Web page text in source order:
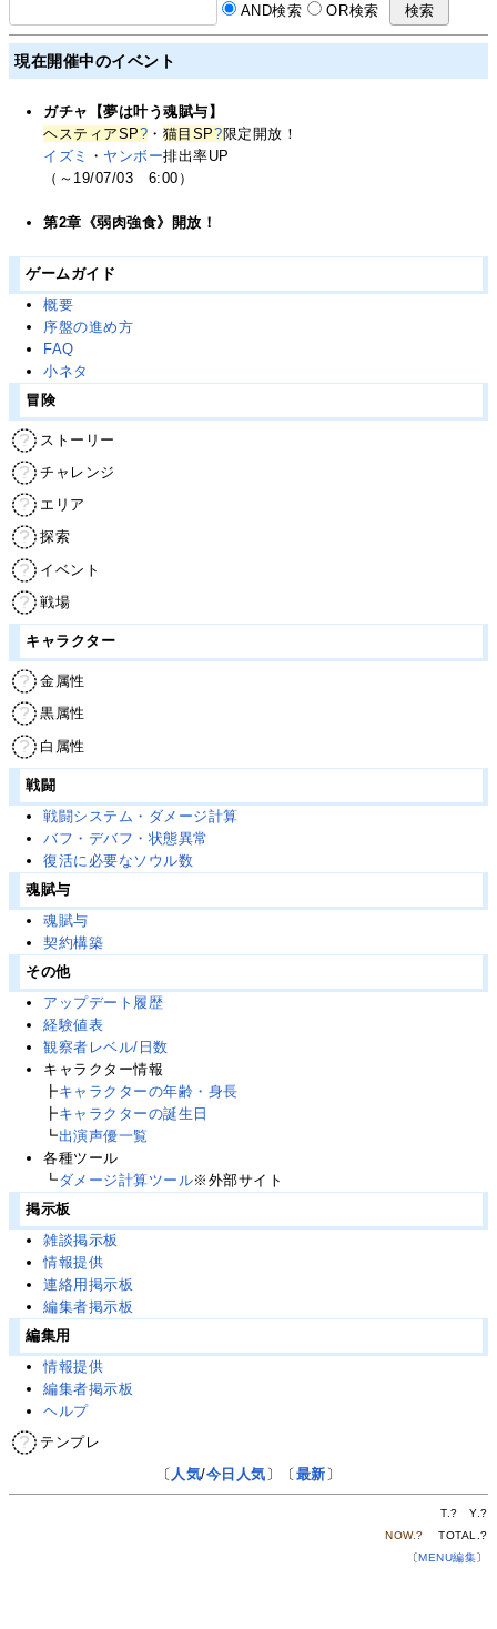
AND検索 OR検索
現在開催中のイベント
ガチャ【夢は叶う魂賦与】
ヘスティアSP? ・ 猫目SP?限定開放！
イズミ
・ ヤンボー排出率UP
（～19/07/03 6:00）
第2章《弱肉強食》開放！
ゲームガイド
概要
序盤の進め方
FAQ
小ネタ
冒険
ストーリー
チャレンジ
エリア
探索
イベント
戦場
キャラクター
金属性
黒属性
白属性
戦闘
戦闘システム・ダメージ計算
バフ・デバフ・状態異常
復活に必要なソウル数
魂賦与
魂賦与
契約構築
その他
アップデート履歴
経験値表
観察者レベル/日数
キャラクター情報
┣キャラクターの年齢・身長
┣キャラクターの誕生日
┗出演声優一覧
各種ツール
┗ダメージ計算ツール※外部サイト
掲示板
雑談掲示板
情報提供
連絡用掲示板
編集者掲示板
編集用
情報提供
編集者掲示板
ヘルプ
テンプレ
〔 人気/今日人気 〕〔 最新 〕
T.? Y.?
NOW.? TOTAL.?
〔MENU編集〕